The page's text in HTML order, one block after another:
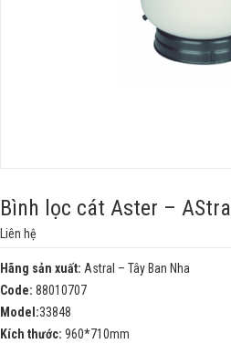
Bình lọc cát Aster – AStral
Liên hệ
Hãng sản xuất: Astral – Tây Ban Nha
Code: 88010707
Model:33848
Kích thước: 960*710mm